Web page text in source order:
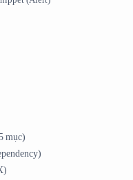
mục)